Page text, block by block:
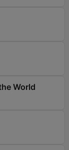
World